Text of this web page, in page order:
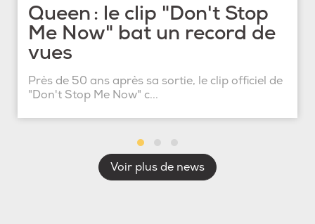
Queen : le clip "Don't Stop
Me Now" bat un record de
vues
Près de 50 ans après sa sortie, le clip officiel de
"Don't Stop Me Now" c...
Voir plus de news